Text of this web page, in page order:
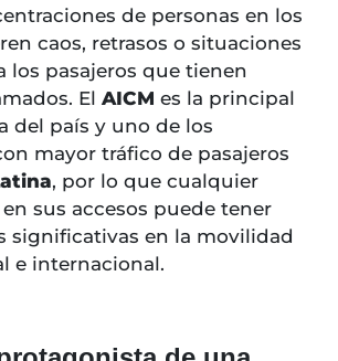
de personas en los
caos, retrasos o situaciones
los pasajeros que tienen
El AICM es la principal
del país y uno de los
mayor tráfico de pasajeros
, por lo que cualquier
sus accesos puede tener
significativas en la movilidad
e internacional.